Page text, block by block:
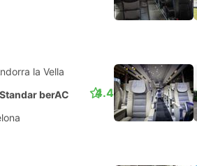
la Vella
Standar berAC 4.4